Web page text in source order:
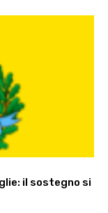
il sostegno si